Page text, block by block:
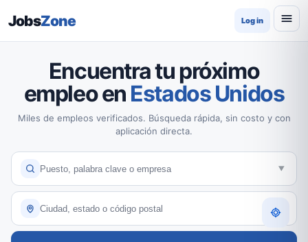
JobsZone Log in
Encuentra tu próximo
empleo en Estados Unidos
Miles de empleos verificados. Búsqueda rápida, sin costo y con
aplicación directa.